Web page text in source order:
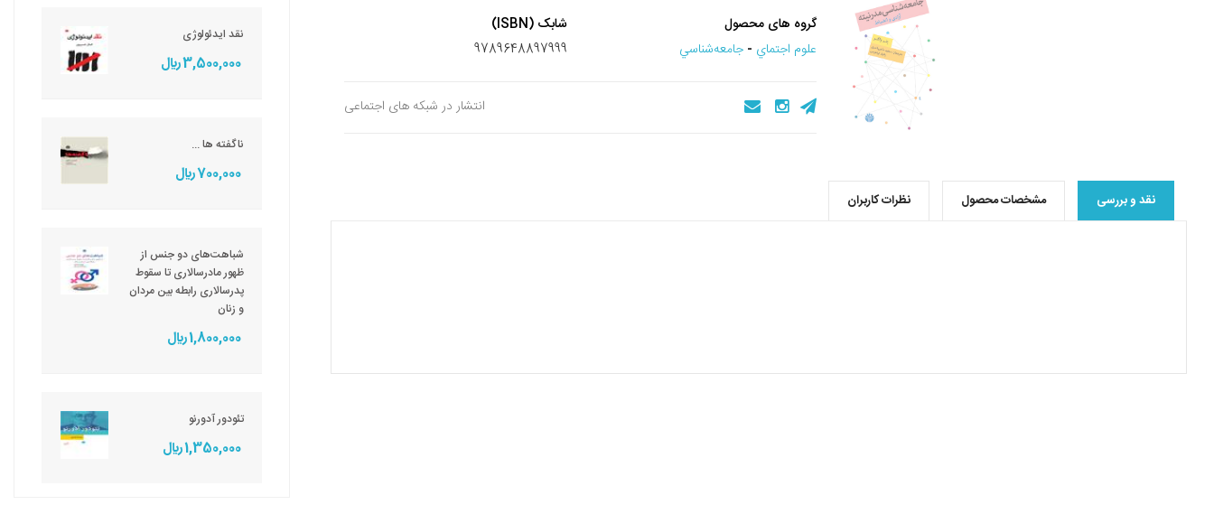
گروه های محصول
علوم اجتماي - جامعه‌شناسي
شابک (ISBN)
9789648897999
انتشار در شبکه های اجتماعی
نقد و بررسی مشخصات محصول نظرات کاربران
نقد ایدئولوژی
3,500,000 ريال
ناگفته ها ...
700,000 ريال
شباهت‌های دو جنس از
ظهور مادرسالاری تا سقوط
پدرسالاری رابطه بین مردان
و زنان
1,800,000 ريال
تئودور آدورنو
1,350,000 ريال